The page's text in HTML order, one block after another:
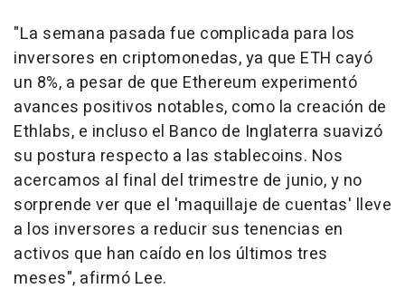
"La semana pasada fue complicada para los
inversores en criptomonedas, ya que ETH cayó
un 8%, a pesar de que Ethereum experimentó
avances positivos notables, como la creación de
Ethlabs, e incluso el Banco de Inglaterra suavizó
su postura respecto a las stablecoins. Nos
acercamos al final del trimestre de junio, y no
sorprende ver que el 'maquillaje de cuentas' lleve
a los inversores a reducir sus tenencias en
activos que han caído en los últimos tres
meses", afirmó Lee.